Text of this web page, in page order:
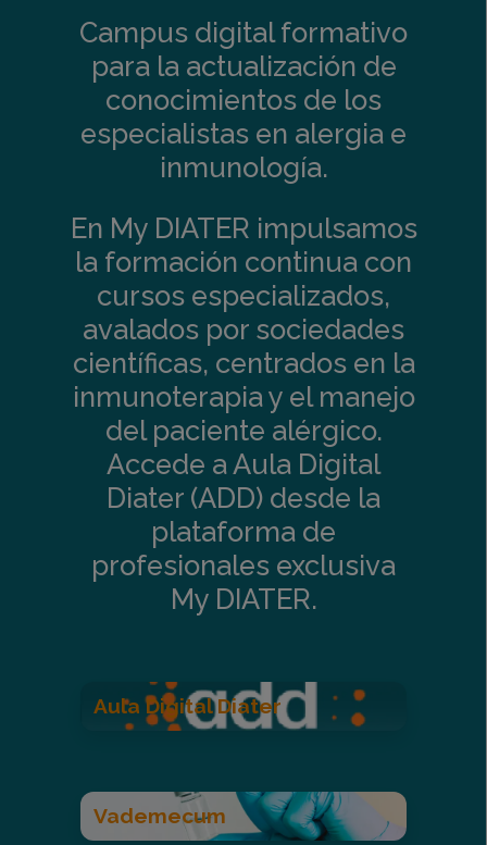
Campus digital formativo
para la actualización de
conocimientos de los
especialistas en alergia e
inmunología.
En My DIATER impulsamos
la formación continua con
cursos especializados,
avalados por sociedades
científicas, centrados en la
inmunoterapia y el manejo
del paciente alérgico.
Accede a Aula Digital
Diater (ADD) desde la
plataforma de
profesionales exclusiva
My DIATER.
Aula Digital Diater
Vademecum